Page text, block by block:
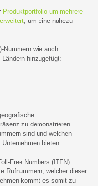
Produktportfolio um mehrere
, um eine nahezu
Nummern wie auch
hinzugefügt:
zu demonstrieren.
sind und welchen
bieten.
Free Numbers (ITFN)
Rufnummern, welcher dieser
kommt es somit zu